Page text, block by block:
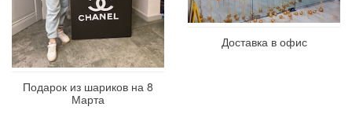
Подарок из шариков на 8
Марта
Доставка в офис